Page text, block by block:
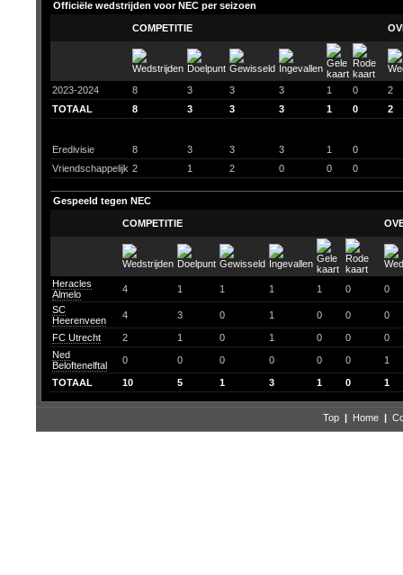
Officiële wedstrijden voor NEC per seizoen
COMPETITIE
2023-2024 8 3 3 3 1 0
2
TOTAAL
8 3 3 3 1 0 2
Eredivisie 8 3 3 3 1
0
Vriendschappelijk 2 1 2 0 0 0
Gespeeld tegen NEC
COMPETITIE
Heracles
Almelo
4 1 1 1 1 0
0
SC
Heerenveen
4 3 0 1 0 0 0
FC Utrecht 2 1 0 1 0 0
0
Ned
Beloftenelftal
0 0 0 0 0 0 1
TOTAAL 10 5 1 3 1 0 1
Top | Home |